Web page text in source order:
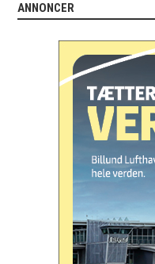
ANNONCER